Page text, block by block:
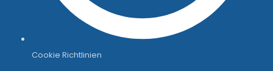
Cookie Richtlinien